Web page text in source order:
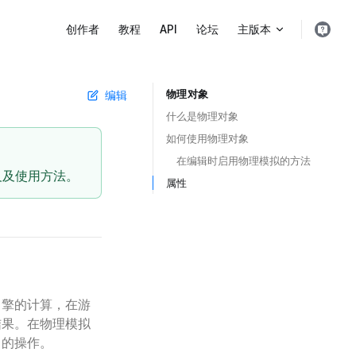
创作者 教程 API 论坛 主版本
物理对象
Table of Contents for current page
什么是物理对象 ​
如何使用物理对象 ​
在编辑时启用物理模拟的方法 ​
属性 ​
编辑
使用方法。
的计算，在游
。在物理模拟
操作。